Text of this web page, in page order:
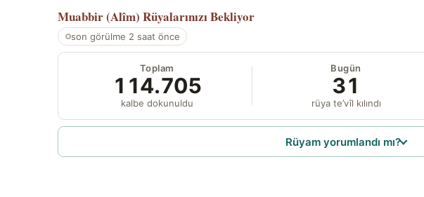
Muabbir (Alîm) Rüyalarınızı Bekliyor
son görülme 2 saat önce
Toplam
114.705
kalbe dokunuldu
Bugün
31
rüya te’vîl kılındı
Rüyam yorumlandı mı?